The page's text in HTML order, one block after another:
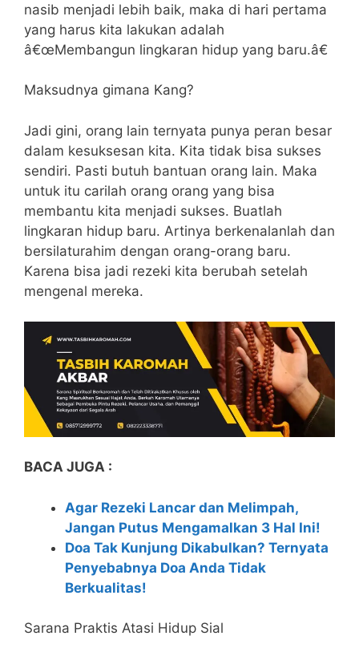
nasib menjadi lebih baik, maka di hari pertama
yang harus kita lakukan adalah
â€œMembangun lingkaran hidup yang baru.â€
Maksudnya gimana Kang?
Jadi gini, orang lain ternyata punya peran besar
dalam kesuksesan kita. Kita tidak bisa sukses
sendiri. Pasti butuh bantuan orang lain. Maka
untuk itu carilah orang orang yang bisa
membantu kita menjadi sukses. Buatlah
lingkaran hidup baru. Artinya berkenalanlah dan
bersilaturahim dengan orang-orang baru.
Karena bisa jadi rezeki kita berubah setelah
mengenal mereka.
BACA JUGA :
Agar Rezeki Lancar dan Melimpah,
Jangan Putus Mengamalkan 3 Hal Ini!
Doa Tak Kunjung Dikabulkan? Ternyata
Penyebabnya Doa Anda Tidak
Berkualitas!
Sarana Praktis Atasi Hidup Sial